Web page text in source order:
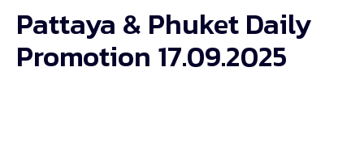
Pattaya & Phuket Daily
Promotion 17.09.2025